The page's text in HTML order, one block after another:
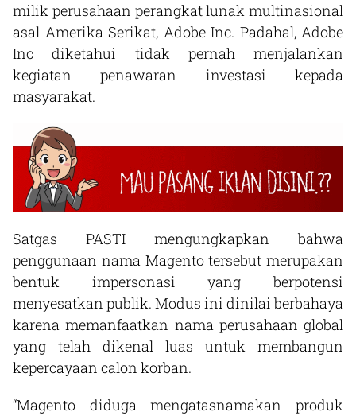
milik perusahaan perangkat lunak multinasional
asal Amerika Serikat, Adobe Inc. Padahal, Adobe
Inc diketahui tidak pernah menjalankan
kegiatan penawaran investasi kepada
masyarakat.
Satgas PASTI mengungkapkan bahwa
penggunaan nama Magento tersebut merupakan
bentuk impersonasi yang berpotensi
menyesatkan publik. Modus ini dinilai berbahaya
karena memanfaatkan nama perusahaan global
yang telah dikenal luas untuk membangun
kepercayaan calon korban.
“Magento diduga mengatasnamakan produk